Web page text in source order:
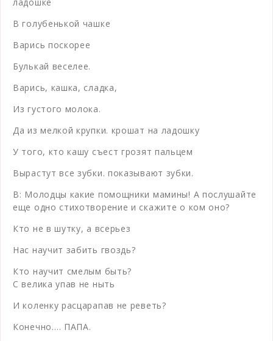
В голубенькой чашке
Варись поскорее
Булькай веселее.
Варись, кашка, сладка,
Из густого молока.
Да из мелкой крупки. крошат на ладошку
У того, кто кашу съест грозят пальцем
Вырастут все зубки. показывают зубки.
В: Молодцы какие помощники мамины! А послушайте
еще одно стихотворение и скажите о ком оно?
Кто не в шутку, а всерьез
Нас научит забить гвоздь?
Кто научит смелым быть?
С велика упав не ныть
И коленку расцарапав не реветь?
Конечно…. ПАПА.